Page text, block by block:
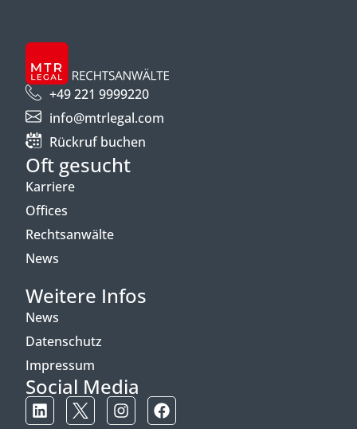
+49 221 9999220
info@mtrlegal.com
Rückruf buchen
Oft gesucht
Karriere
Offices
Rechtsanwälte
News
Weitere Infos
News
Datenschutz
Impressum
Social Media